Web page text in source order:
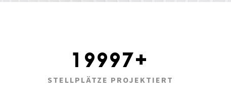
20000+
STELLPLÄTZE PROJEKTIERT